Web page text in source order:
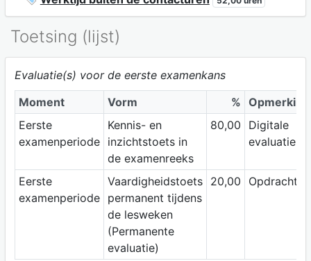
Toetsing (lijst)
Evaluatie(s) voor de eerste examenkans
Moment
Vorm % Opmerking
Eerste
examenperiode
Kennis- en
inzichtstoets in
de examenreeks
80,00
Digitale
evaluatie
Eerste
examenperiode
Vaardigheidstoets
permanent tijdens
de lesweken
(Permanente
evaluatie)
20,00 Opdrachten